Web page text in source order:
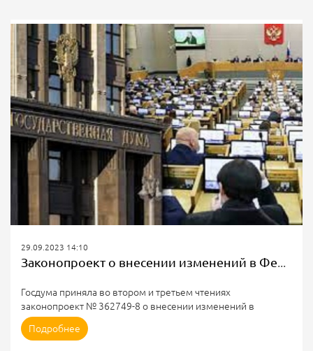
29.09.2023 14:10
Законопроект о внесении изменений в Федеральный закон "Об электроэнергетике"
Госдума приняла во втором и третьем чтениях
законопроект № 362749-8 о внесении изменений в
Федеральный закон "Об электроэнергетике"
Из пояснительной записки:
Подробнее